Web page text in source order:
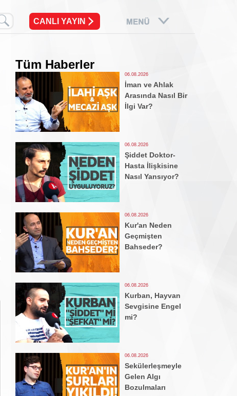
CANLI YAYIN
Tüm Haberler
06.08.2026
İman ve Ahlak
Arasında Nasıl Bir
İlgi Var?
06.08.2026
Şiddet Doktor-
Hasta İlişkisine
Nasıl Yansıyor?
06.08.2026
Kur'an Neden
Geçmişten
Bahseder?
06.08.2026
Kurban, Hayvan
Sevgisine Engel
mi?
06.08.2026
Sekülerleşmeyle
Gelen Algı
Bozulmaları